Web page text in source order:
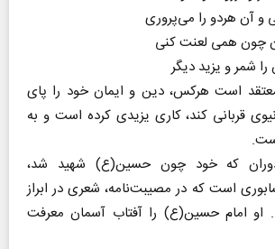
و آن‌ هر‌دو را می‌پروری‌
چون‌ همی‌ لعنت‌ کنی
شمر و یزید دیگر
است هرکس، دین و ایمان خود را پای
قربانی کند، کاری یزیدی کرده است و به
که خود چون حسین(ع) شهید شد،
است که در مصیبت‌نامه، شعری در ابراز
او امام حسین(ع) را آفتاب آسمان معرفت